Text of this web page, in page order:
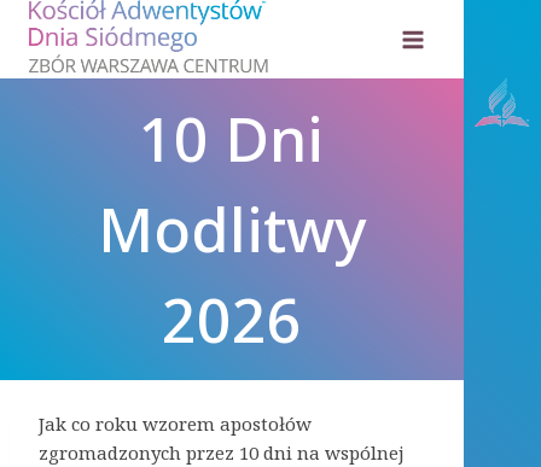
Przejdź
treści
10 Dni
Modlitwy
2026
Jak co roku wzorem apostołów
zgromadzonych przez 10 dni na wspólnej